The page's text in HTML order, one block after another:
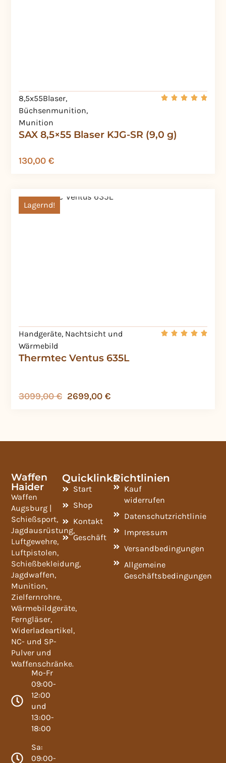
SAX 8,5×55 Blaser KJG-SR (9,0 g)
8,5x55Blaser,
Büchsenmunition,
Munition
130,00 €
Thermtec Ventus 635L
Lagernd!
Handgeräte, Nachtsicht und
Wärmebild
3099,00€ 2699,00 €
Waffen
Haider
Waffen
Augsburg |
Schießsport,
Jagdausrüstung,
Luftgewehre,
Luftpistolen,
Schießbekleidung,
Jagdwaffen,
Munition,
Zielfernrohre,
Wärmebildgeräte,
Ferngläser,
Widerladeartikel,
NC- und SP-
Pulver und
Waffenschränke.
Mo-Fr
09:00-
12:00
und
13:00-
18:00
Sa:
09:00-
Quicklinks
Start
Shop
Kontakt
Geschäft
Richtlinien
Kauf
widerrufen
Datenschutzrichtlinie
Impressum
Versandbedingungen
Allgemeine
Geschäftsbedingungen